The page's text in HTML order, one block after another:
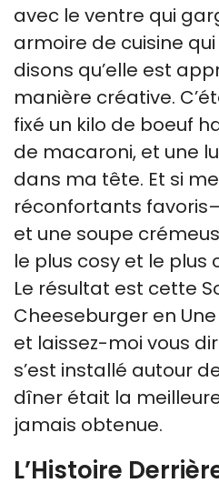
avec le ventre qui
armoire de cuisine
disons qu’elle est
manière créative.
fixé un kilo de boeuf
de macaroni, et une
dans ma tête. Et si
réconfortants
et une soupe
le plus cosy et le plus
Le résultat est cette
Cheeseburger en
et laissez-moi vous
s’est installé autour
dîner était la
jamais obtenue.
L’Histoire